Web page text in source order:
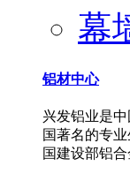
幕
铝材中心
兴发铝业是
国著名的专
国建设部铝合